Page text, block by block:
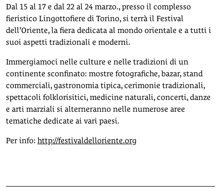
Dal 15 al 17 e dal 22 al 24 marzo., presso il complesso
fieristico Lingottofiere di Torino, si terrà il Festival
dell’Oriente, la fiera dedicata al mondo orientale e a tutti i
suoi aspetti tradizionali e moderni.
Immergiamoci nelle culture e nelle tradizioni di un
continente sconfinato: mostre fotografiche, bazar, stand
commerciali, gastronomia tipica, cerimonie tradizionali,
spettacoli folklorisitici, medicine naturali, concerti, danze
e arti marziali si alterneranno nelle numerose aree
tematiche dedicate ai vari paesi.
Per info: http://festivaldelloriente.org